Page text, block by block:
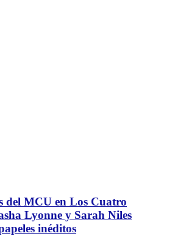
del MCU en Los Cuatro
Lyonne y Sarah Niles
inéditos